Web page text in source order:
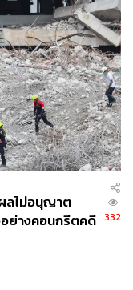
ลไม่อนุญาต
อย่างคอนกรีตคดี
332